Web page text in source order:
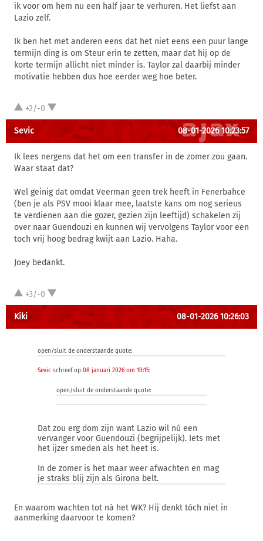
ik voor om hem nu een half jaar te verhuren. Het liefst aan
Lazio zelf.
Ik ben het met anderen eens dat het niet eens een puur lange
termijn ding is om Steur erin te zetten, maar dat hij op de
korte termijn allicht niet minder is. Taylor zal daarbij minder
motivatie hebben dus hoe eerder weg hoe beter.
+2/-0
Sevic 08-01-2026 10:23:57
Ik lees nergens dat het om een transfer in de zomer zou gaan.
Waar staat dat?
Wel geinig dat omdat Veerman geen trek heeft in Fenerbahce
(ben je als PSV mooi klaar mee, laatste kans om nog serieus
te verdienen aan die gozer, gezien zijn leeftijd) schakelen zij
over naar Guendouzi en kunnen wij vervolgens Taylor voor een
toch vrij hoog bedrag kwijt aan Lazio. Haha.
Joey bedankt.
+3/-0
Kiki 08-01-2026 10:26:03
open/sluit de onderstaande quote:
Sevic schreef op 08 januari 2026 om 10:15:
open/sluit de onderstaande quote:
Dat zou erg dom zijn want Lazio wil nú een
vervanger voor Guendouzi (begrijpelijk). Iets met
het ijzer smeden als het heet is.
In de zomer is het maar weer afwachten en mag
je straks blij zijn als Girona belt.
En waarom wachten tot ná het WK? Hij denkt tóch niet in
aanmerking daarvoor te komen?